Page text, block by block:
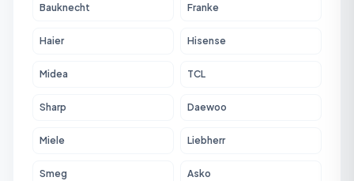
Bauknecht Franke
Haier Hisense
Midea TCL
Sharp Daewoo
Miele Liebherr
Smeg Asko